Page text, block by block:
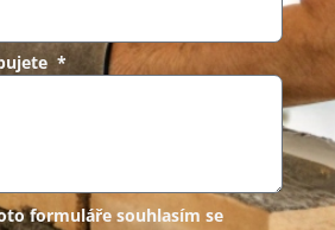
*
formuláře souhlasím se